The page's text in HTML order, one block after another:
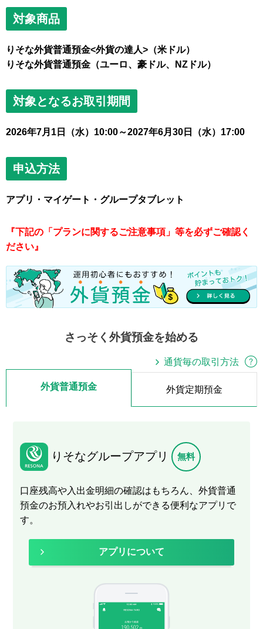
対象商品
りそな外貨普通預金<外貨の達人>（米ドル）
りそな外貨普通預金（ユーロ、豪ドル、NZドル）
対象となるお取引期間
2026年7月1日（水）10:00～2027年6月30日（水）17:00
申込方法
アプリ・マイゲート・グループタブレット
『下記の「プランに関するご注意事項」等を必ずご確認く
ださい』
さっそく外貨預金を始める
通貨毎の取引方法
外貨普通預金 外貨定期預金
りそなグループアプリ 無料
口座残高や入出金明細の確認はもちろん、外貨普通
預金のお預入れやお引出しができる便利なアプリで
す。
アプリについて